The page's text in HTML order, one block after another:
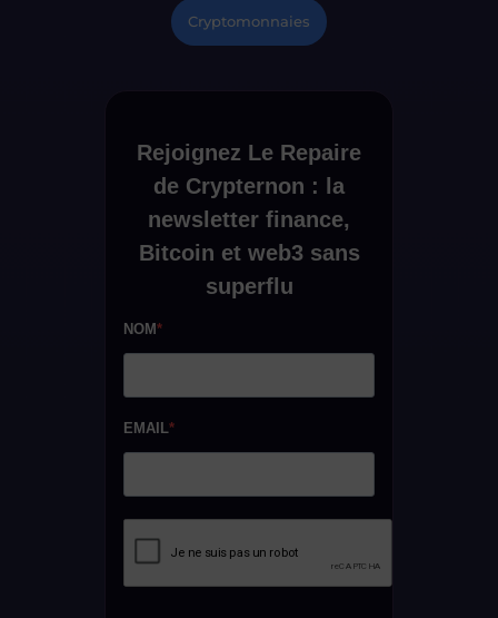
Cryptomonnaies